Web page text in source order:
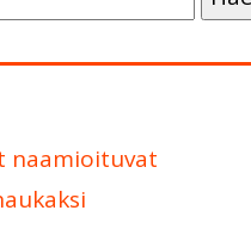
naamioituvat